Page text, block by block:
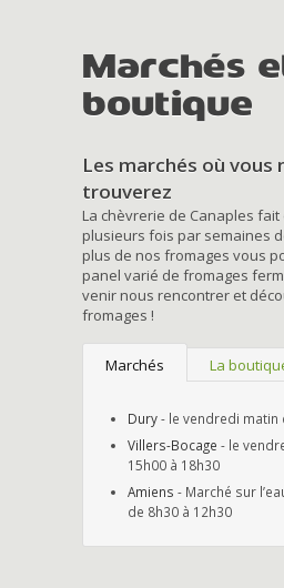
Marchés
boutique
Les marchés où vous
trouverez
La chèvrerie de Canaples
plusieurs fois par semaines
plus de nos fromages vous
panel varié de fromages
venir nous rencontrer et
fromages !
Marchés La
Dury- le vendredi matin
Villers-Bocage - le
15h00 à 18h30
Amiens - Marché sur
de 8h30 à 12h30